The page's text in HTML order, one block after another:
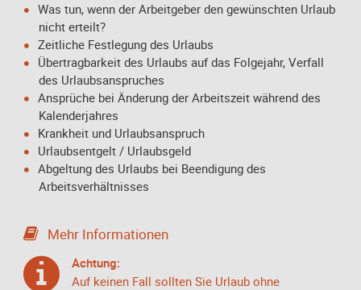
Was tun, wenn der Arbeitgeber den gewünschten Urlaub
nicht erteilt?
Zeitliche Festlegung des Urlaubs
Übertragbarkeit des Urlaubs auf das Folgejahr, Verfall
des Urlaubsanspruches
Ansprüche bei Änderung der Arbeitszeit während des
Kalenderjahres
Krankheit und Urlaubsanspruch
Urlaubsentgelt / Urlaubsgeld
Abgeltung des Urlaubs bei Beendigung des
Arbeitsverhältnisses
Mehr Informationen
Achtung:
Auf keinen Fall sollten Sie Urlaub ohne